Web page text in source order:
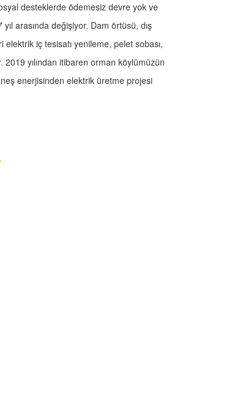
desteklerde ödemesiz devre yok ve
arasında değişiyor. Dam örtüsü, dış
iç tesisatı yenileme, pelet sobası,
yılından itibaren orman köylümüzün
enerjisinden elektrik üretme projesi